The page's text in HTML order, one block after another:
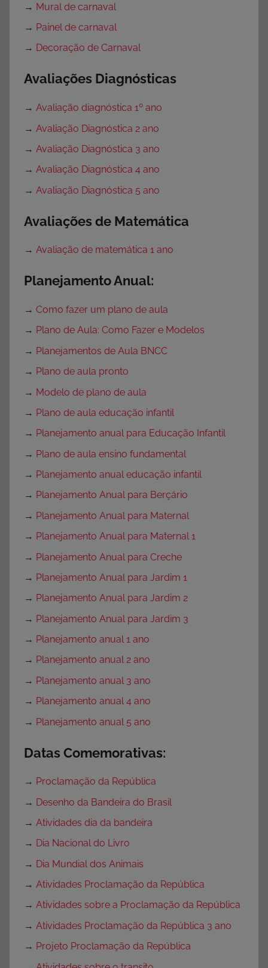
→ Mural de carnaval
→ Painel de carnaval
→ Decoração de Carnaval
Avaliações Diagnósticas
→ Avaliação diagnóstica 1º ano
→ Avaliação Diagnóstica 2 ano
→ Avaliação Diagnóstica 3 ano
→ Avaliação Diagnóstica 4 ano
→ Avaliação Diagnóstica 5 ano
Avaliações de Matemática
→ Avaliação de matemática 1 ano
Planejamento Anual:
→ Como fazer um plano de aula
→ Plano de Aula: Como Fazer e Modelos
→ Planejamentos de Aula BNCC
→ Plano de aula pronto
→ Modelo de plano de aula
→ Plano de aula educação infantil
→ Planejamento anual para Educação Infantil
→ Plano de aula ensino fundamental
→ Planejamento anual educação infantil
→ Planejamento Anual para Berçário
→ Planejamento Anual para Maternal
→ Planejamento Anual para Maternal 1
→ Planejamento Anual para Creche
→ Planejamento Anual para Jardim 1
→ Planejamento Anual para Jardim 2
→ Planejamento Anual para Jardim 3
→ Planejamento anual 1 ano
→ Planejamento anual 2 ano
→ Planejamento anual 3 ano
→ Planejamento anual 4 ano
→ Planejamento anual 5 ano
Datas Comemorativas:
→ Proclamação da República
→ Desenho da Bandeira do Brasil
→ Atividades dia da bandeira
→ Dia Nacional do Livro
→ Dia Mundial dos Animais
→ Atividades Proclamação da República
→ Atividades sobre a Proclamação da República
→ Atividades Proclamação da República 3 ano
→ Projeto Proclamação da República